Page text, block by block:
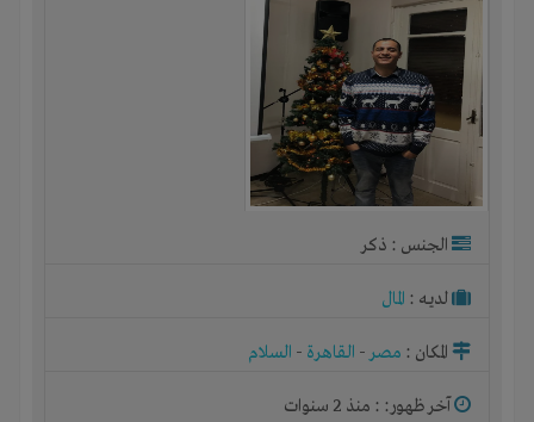
الجنس : ذكر
لديـه : المال
المكان : مصر- القاهرة - السلام
آخر ظهور: : منذ 2 سنوات